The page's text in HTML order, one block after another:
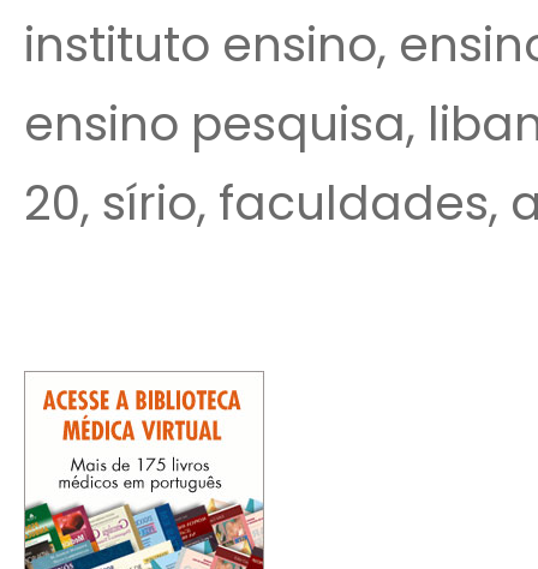
instituto ensino,
ensino pesquisa,
20, sírio, faculdades,